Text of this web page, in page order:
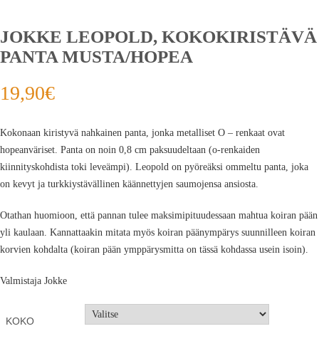
JOKKE LEOPOLD, KOKOKIRISTÄVÄ
PANTA MUSTA/HOPEA
19,90€
Kokonaan kiristyvä nahkainen panta, jonka metalliset O – renkaat ovat
hopeanväriset. Panta on noin 0,8 cm paksuudeltaan (o-renkaiden
kiinnityskohdista toki leveämpi). Leopold on pyöreäksi ommeltu panta, joka
on kevyt ja turkkiystävällinen käännettyjen saumojensa ansiosta.
Otathan huomioon, että pannan tulee maksimipituudessaan mahtua koiran pään
yli kaulaan. Kannattaakin mitata myös koiran päänympärys suunnilleen koiran
korvien kohdalta (koiran pään ymppärysmitta on tässä kohdassa usein isoin).
Valmistaja Jokke
KOKO